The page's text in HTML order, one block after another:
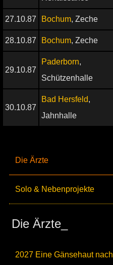
Die Ärzte
Solo & Nebenprojekte
Die Ärzte_
2027 Eine Gänsehaut nach
27.10.87 Bochum, Zeche
28.10.87 Bochum, Zeche
29.10.87
Paderborn,
Schützenhalle
30.10.87
Bad Hersfeld,
Jahnhalle